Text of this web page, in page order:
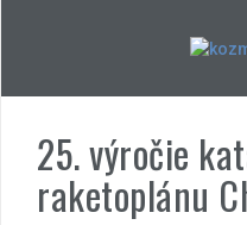
25. výročie
raketoplánu